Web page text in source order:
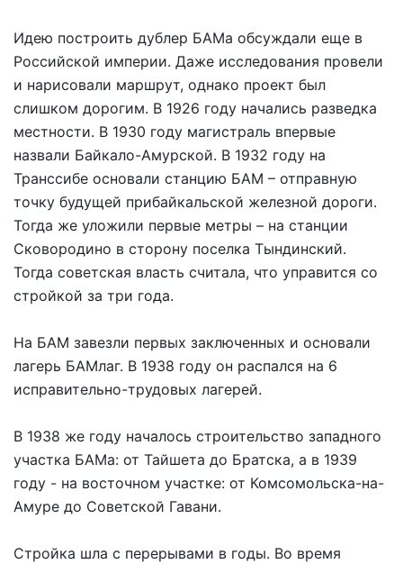
Идею построить дублер БАМа обсуждали еще в
Российской империи. Даже исследования провели
и нарисовали маршрут, однако проект был
слишком дорогим. В 1926 году начались разведка
местности. В 1930 году магистраль впервые
назвали Байкало-Амурской. В 1932 году на
Транссибе основали станцию БАМ – отправную
точку будущей прибайкальской железной дороги.
Тогда же уложили первые метры – на станции
Сковородино в сторону поселка Тындинский.
Тогда советская власть считала, что управится со
стройкой за три года.
На БАМ завезли первых заключенных и основали
лагерь БАМлаг. В 1938 году он распался на 6
исправительно-трудовых лагерей.
В 1938 же году началось строительство западного
участка БАМа: от Тайшета до Братска, а в 1939
году - на восточном участке: от Комсомольска-на-
Амуре до Советской Гавани.
Стройка шла с перерывами в годы. Во время